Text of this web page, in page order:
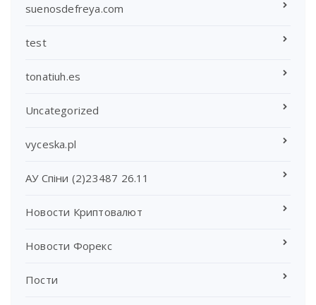
suenosdefreya.com
test
tonatiuh.es
Uncategorized
vyceska.pl
АУ Спіни (2)23487 26.11
Новости Криптовалют
Новости Форекс
Пости